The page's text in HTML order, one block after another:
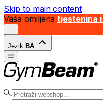
Skip to main content
Vaša omiljena tjestenina i
Jezik: BA